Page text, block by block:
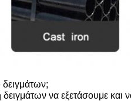
να εξετάσουμε και